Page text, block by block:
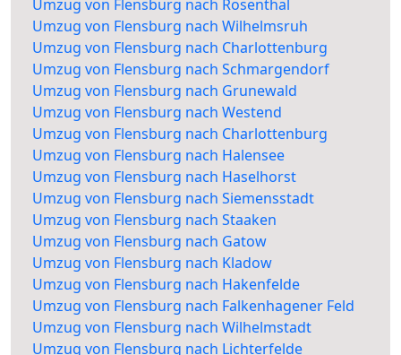
Umzug von Flensburg nach Rosenthal
Umzug von Flensburg nach Wilhelmsruh
Umzug von Flensburg nach Charlottenburg
Umzug von Flensburg nach Schmargendorf
Umzug von Flensburg nach Grunewald
Umzug von Flensburg nach Westend
Umzug von Flensburg nach Charlottenburg
Umzug von Flensburg nach Halensee
Umzug von Flensburg nach Haselhorst
Umzug von Flensburg nach Siemensstadt
Umzug von Flensburg nach Staaken
Umzug von Flensburg nach Gatow
Umzug von Flensburg nach Kladow
Umzug von Flensburg nach Hakenfelde
Umzug von Flensburg nach Falkenhagener Feld
Umzug von Flensburg nach Wilhelmstadt
Umzug von Flensburg nach Lichterfelde